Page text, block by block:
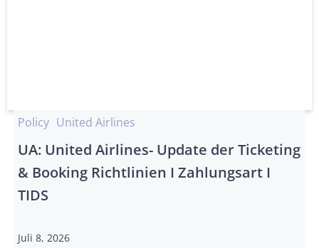
Policy United Airlines
UA: United Airlines- Update der Ticketing
& Booking Richtlinien I Zahlungsart I
TIDS
Juli 8, 2026